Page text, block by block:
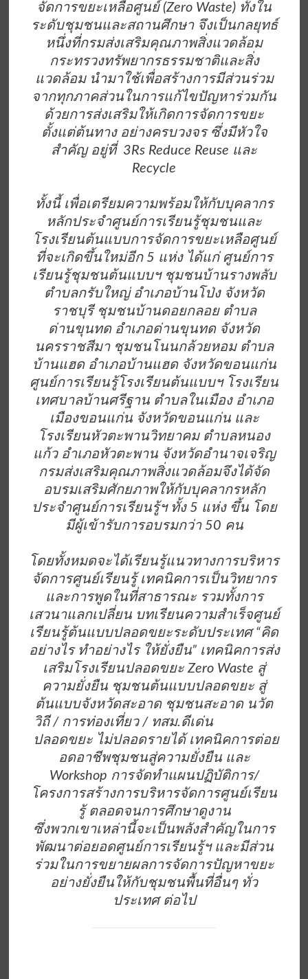
จัดการขยะเหลือศูนย์ (Zero Waste) ทั้งใน
ระดับชุมชนและสถานศึกษา จึงเป็นกลยุทธ์
หนึ่งที่กรมส่งเสริมคุณภาพสิ่งแวดล้อม
กระทรวงทรัพยากรธรรมชาติและสิ่ง
แวดล้อม นำมาใช้เพื่อสร้างการมีส่วนร่วม
จากทุกภาคส่วนในการแก้ไขปัญหาร่วมกัน
ด้วยการส่งเสริมให้เกิดการจัดการขยะ
ตั้งแต่ต้นทาง อย่างครบวงจร ซึ่งมีหัวใจ
สำคัญ อยู่ที่ 3Rs Reduce Reuse และ
Recycle
ทั้งนี้ เพื่อเตรียมความพร้อมให้กับบุคลากร
หลักประจำศูนย์การเรียนรู้ชุมชนและ
โรงเรียนต้นแบบการจัดการขยะเหลือศูนย์
ที่จะเกิดขึ้นใหม่อีก 5 แห่ง ได้แก่ ศูนย์การ
เรียนรู้ชุมชนต้นแบบฯ ชุมชนบ้านรางพลับ
ตำบลกรับใหญ่ อำเภอบ้านโป่ง จังหวัด
ราชบุรี ชุมชนบ้านดอยกลอย ตำบล
ด่านขุนทด อำเภอด่านขุนทด จังหวัด
นครราชสีมา ชุมชนโนนกล้วยหอม ตำบล
บ้านแฮด อำเภอบ้านแฮด จังหวัดขอนแก่น
ศูนย์การเรียนรู้โรงเรียนต้นแบบฯ โรงเรียน
เทศบาลบ้านศรีฐาน ตำบลในเมือง อำเภอ
เมืองขอนแก่น จังหวัดขอนแก่น และ
โรงเรียนหัวตะพานวิทยาคม ตำบลหนอง
แก้ว อำเภอหัวตะพาน จังหวัดอำนาจเจริญ
กรมส่งเสริมคุณภาพสิ่งแวดล้อมจึงได้จัด
อบรมเสริมศักยภาพให้กับบุคลากรหลัก
ประจำศูนย์การเรียนรู้ฯ ทั้ง 5 แห่ง ขึ้น โดย
มีผู้เข้ารับการอบรมกว่า 50 คน
โดยทั้งหมดจะได้เรียนรู้แนวทางการบริหาร
จัดการศูนย์เรียนรู้ เทคนิคการเป็นวิทยากร
และการพูดในที่สาธารณะ รวมทั้งการ
เสวนาแลกเปลี่ยน บทเรียนความสำเร็จศูนย์
เรียนรู้ต้นแบบปลอดขยะระดับประเทศ “คิด
อย่างไร ทำอย่างไร ให้ยั่งยืน” เทคนิคการส่ง
เสริมโรงเรียนปลอดขยะ Zero Waste สู่
ความยั่งยืน ชุมชนต้นแบบปลอดขยะ สู่
ต้นแบบจังหวัดสะอาด ชุมชนสะอาด นวัต
วิถี / การท่องเที่ยว / ทสม.ดีเด่น
ปลอดขยะ ไม่ปลอดรายได้ เทคนิคการต่อย
อดอาชีพชุมชนสู่ความยั่งยืน และ
Workshop การจัดทำแผนปฏิบัติการ/
โครงการสร้างการบริหารจัดการศูนย์เรียน
รู้ ตลอดจนการศึกษาดูงาน
ซึ่งพวกเขาเหล่านี้จะเป็นพลังสำคัญในการ
พัฒนาต่อยอดศูนย์การเรียนรู้ฯ และมีส่วน
ร่วมในการขยายผลการจัดการปัญหาขยะ
อย่างยั่งยืนให้กับชุมชนพื้นที่อื่นๆ ทั่ว
ประเทศ ต่อไป